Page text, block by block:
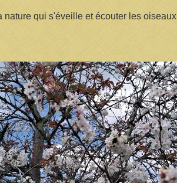
nature qui s'éveille et écouter les oiseaux